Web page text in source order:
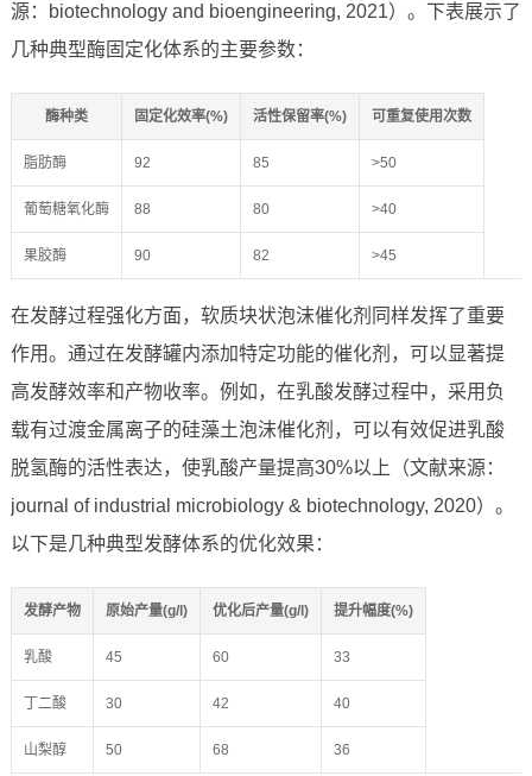
源：biotechnology and bioengineering, 2021）。下表展示了
几种典型酶固定化体系的主要参数：
酶种类 固定化效率(%) 活性保留率(%) 可重复使用次数
脂肪酶 92 85 >50
葡萄糖氧化酶 88 80 >40
果胶酶 90 82 >45
在发酵过程强化方面，软质块状泡沫催化剂同样发挥了重要
作用。通过在发酵罐内添加特定功能的催化剂，可以显著提
高发酵效率和产物收率。例如，在乳酸发酵过程中，采用负
载有过渡金属离子的硅藻土泡沫催化剂，可以有效促进乳酸
脱氢酶的活性表达，使乳酸产量提高30%以上（文献来源：
journal of industrial microbiology & biotechnology, 2020）。
以下是几种典型发酵体系的优化效果：
发酵产物 原始产量(g/l) 优化后产量(g/l) 提升幅度(%)
乳酸 45 60 33
丁二酸 30 42 40
山梨醇 50 68 36